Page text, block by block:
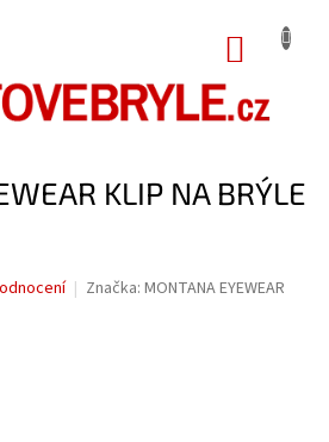
KLIP NA BRÝLE
Značka: MONTANA EYEWEAR